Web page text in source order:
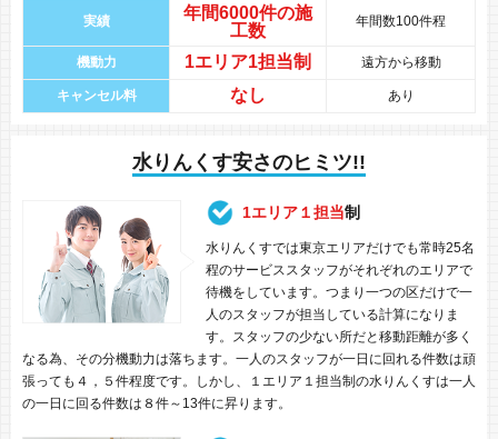
実績 年間6000件の施
工数
年間数100件程
機動力 1エリア1担当制 遠方から移動
キャンセル料 なし あり
水りんくす安さのヒミツ!!
1エリア１担当制
水りんくすでは東京エリアだけでも常時25名
程のサービススタッフがそれぞれのエリアで
待機をしています。つまり一つの区だけで一
人のスタッフが担当している計算になりま
す。スタッフの少ない所だと移動距離が多く
なる為、その分機動力は落ちます。一人のスタッフが一日に回れる件数は頑
張っても４，５件程度です。しかし、１エリア１担当制の水りんくすは一人
の一日に回る件数は８件～13件に昇ります。